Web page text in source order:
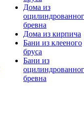
Дома из
бревна
Дома из кирпича
Бани из клееного
бруса
Бани из
бревна